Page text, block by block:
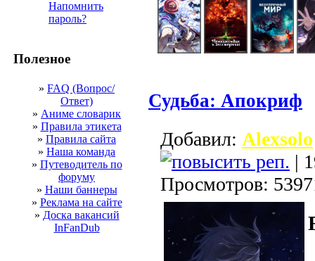
Напомнить
пароль?
Полезное
» FAQ (Вопрос/
Ответ)
» Аниме словарик
» Правила этикета
» Правила сайта
» Наша команда
» Путеводитель по
форуму
» Наши баннеры
» Реклама на сайте
» Доска вакансий
InFanDub
Судьба: Апокриф
Добавил: Alexsolo
|
Просмотров: